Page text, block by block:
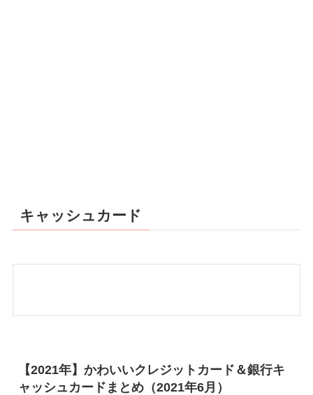
キャッシュカード
【2021年】かわいいクレジットカード＆銀行キ
ャッシュカードまとめ（2021年6月）